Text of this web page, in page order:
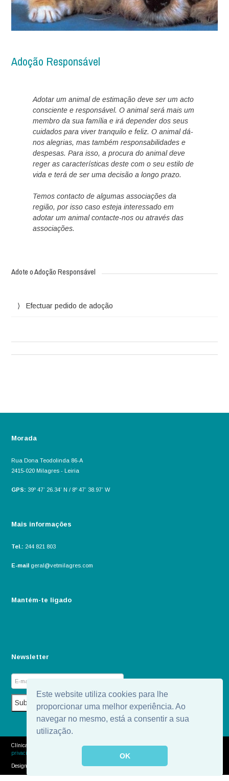
Este website utiliza cookies para lhe
proporcionar uma melhor experiência. Ao
navegar no mesmo, está a consentir a sua
utilização.
OK
Adoção Responsável
Adotar um animal de estimação deve ser um acto
consciente e responsável. O animal será mais um
membro da sua família e irá depender dos seus
cuidados para viver tranquilo e feliz. O animal dá-
nos alegrias, mas também responsabilidades e
despesas. Para isso, a procura do animal deve
reger as características deste com o seu estilo de
vida e terá de ser uma decisão a longo prazo.
Temos contacto de algumas associações da
região, por isso caso esteja interessado em
adotar um animal contacte-nos ou através das
associações.
Adote o Adoção Responsável
Efectuar pedido de adoção
Morada
Rua Dona Teodolinda 86-A
2415-020 Milagres - Leiria
GPS: 39º 47’ 26.34’ N / 8º 47’ 38.97’ W
Mais informações
Tel.: 244 821 803
E-mail geral@vetmilagres.com
Mantém-te ligado
Newsletter
Clínica Veterinária dos Milagres - 2026 - Todos os direitos reservados.
privacidade
Designed by